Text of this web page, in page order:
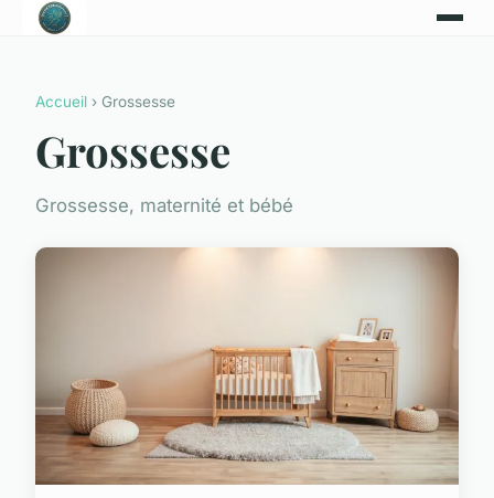
Accueil › Grossesse
Grossesse
Grossesse, maternité et bébé